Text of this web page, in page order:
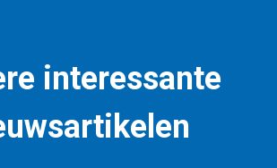
interessante